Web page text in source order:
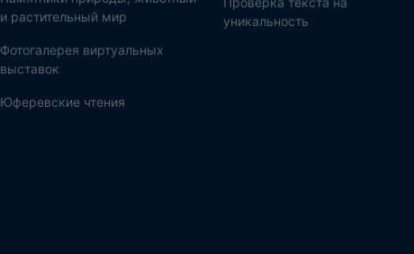
и растительный мир
Фотогалерея виртуальных
выставок
Юферевские чтения
уникальность